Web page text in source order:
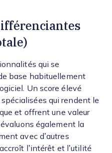
qui se
base habituellement
Un score élevé
qui rendent le
et offrent une valeur
évaluons également la
avec d’autres
l’intérêt et l’utilité